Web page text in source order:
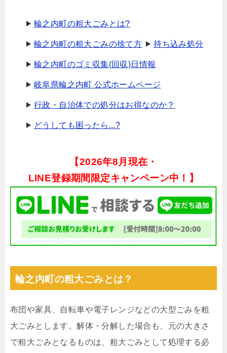
輪之内町の粗大ごみとは?
輪之内町の粗大ごみの捨て方 持ち込み処分
輪之内町のゴミ収集(回収)日情報
岐阜県輪之内町 公式ホームページ
行政・自治体での処分はお得なのか？
どうしても困ったら...?
【2026年8月現在・
LINE登録期間限定キャンペーン中！】
輪之内町の粗大ごみとは？
布団や家具、自転車や電子レンジなどの大型ごみを粗
大ごみとします。解体・分解した場合も、元の大きさ
で粗大ごみとなるものは、粗大ごみとして処理する必